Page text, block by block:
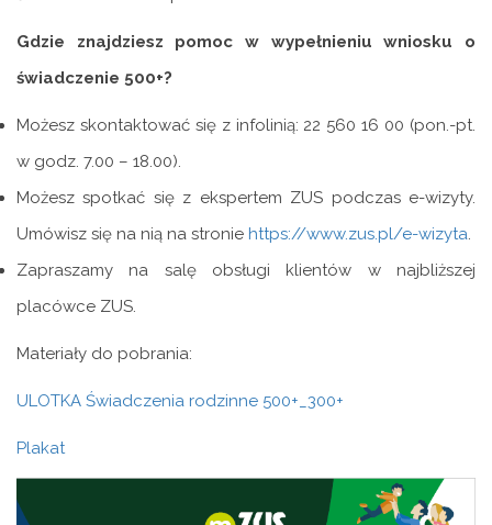
Gdzie znajdziesz pomoc w wypełnieniu wniosku o
świadczenie 500+?
Możesz skontaktować się z infolinią: 22 560 16 00 (pon.-pt.
w godz. 7.00 – 18.00).
Możesz spotkać się z ekspertem ZUS podczas e-wizyty.
Umówisz się na nią na stronie https://www.zus.pl/e-wizyta.
Zapraszamy na salę obsługi klientów w najbliższej
placówce ZUS.
Materiały do pobrania:
ULOTKA Świadczenia rodzinne 500+_300+
Plakat